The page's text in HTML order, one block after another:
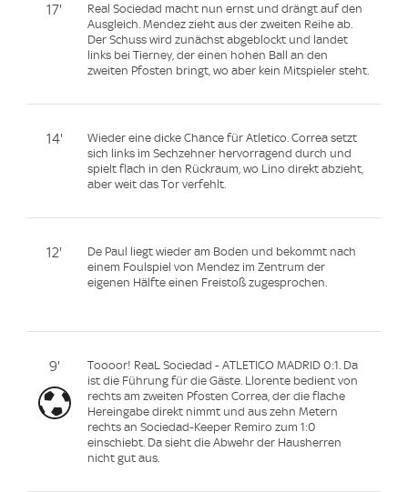
17'
Real Sociedad macht nun ernst und drängt auf den
Ausgleich. Mendez zieht aus der zweiten Reihe ab.
Der Schuss wird zunächst abgeblockt und landet
links bei Tierney, der einen hohen Ball an den
zweiten Pfosten bringt, wo aber kein Mitspieler steht.
14'
Wieder eine dicke Chance für Atletico. Correa setzt
sich links im Sechzehner hervorragend durch und
spielt flach in den Rückraum, wo Lino direkt abzieht,
aber weit das Tor verfehlt.
12'
De Paul liegt wieder am Boden und bekommt nach
einem Foulspiel von Mendez im Zentrum der
eigenen Hälfte einen Freistoß zugesprochen.
9'
Toooor! ReaL Sociedad - ATLETICO MADRID 0:1. Da
ist die Führung für die Gäste. Llorente bedient von
rechts am zweiten Pfosten Correa, der die flache
Hereingabe direkt nimmt und aus zehn Metern
rechts an Sociedad-Keeper Remiro zum 1:0
einschiebt. Da sieht die Abwehr der Hausherren
nicht gut aus.